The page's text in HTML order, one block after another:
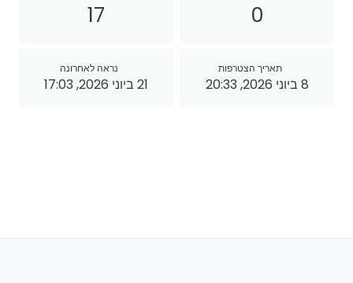
0
17
תאריך הצטרפות
8 ביוני 2026, 20:33
נראה לאחרונה
21 ביוני 2026, 17:03